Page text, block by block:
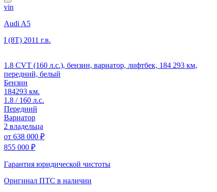
vin
Audi A5
I (8T) 2011 г.в.
1.8 CVT (160 л.с.), бензин, вариатор, лифтбек, 184 293 км,
передний, белый
Бензин
184293 км.
1.8 / 160 л.с.
Передний
Вариатор
2 владельца
от 638 000 ₽
855 000 ₽
Гарантия юридической чистоты
Оригинал ПТС в наличии